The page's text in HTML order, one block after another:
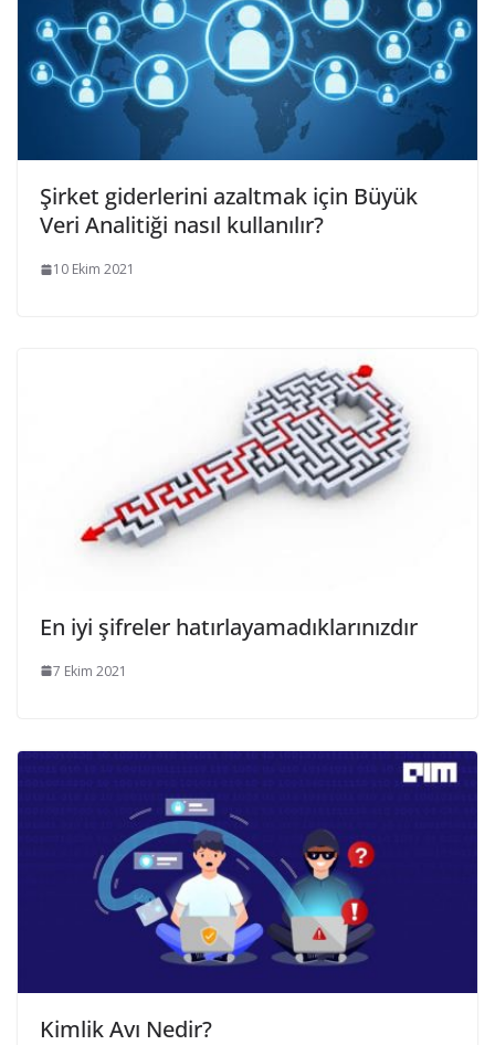
Şirket giderlerini azaltmak için Büyük
Veri Analitiği nasıl kullanılır?
10 Ekim 2021
En iyi şifreler hatırlayamadıklarınızdır
7 Ekim 2021
Kimlik Avı Nedir?